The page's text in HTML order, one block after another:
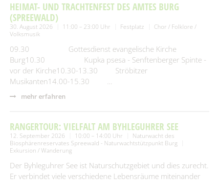
HEIMAT- UND TRACHTENFEST DES AMTES BURG
(SPREEWALD)
30. August 2026 11:00 – 23:00 Uhr Festplatz
Chor / Folklore /
Volksmusik
09.30 Gottesdienst evangelische Kirche
Burg10.30 Kupka psesa - Senftenberger Spinte -
vor der Kirche10.30-13.30 Ströbitzer
Musikanten14.00-15.30 …
mehr erfahren
RANGERTOUR: VIELFALT AM BYHLEGUHRER SEE
12. September 2026 10:00 – 14:00 Uhr
Naturwacht des
Biosphärenreservates Spreewald - Naturwachtstützpunkt Burg
Exkursion / Wanderung
Der Byhleguhrer See ist Naturschutzgebiet und dies zurecht.
Er verbindet viele verschiedene Lebensräume miteinander